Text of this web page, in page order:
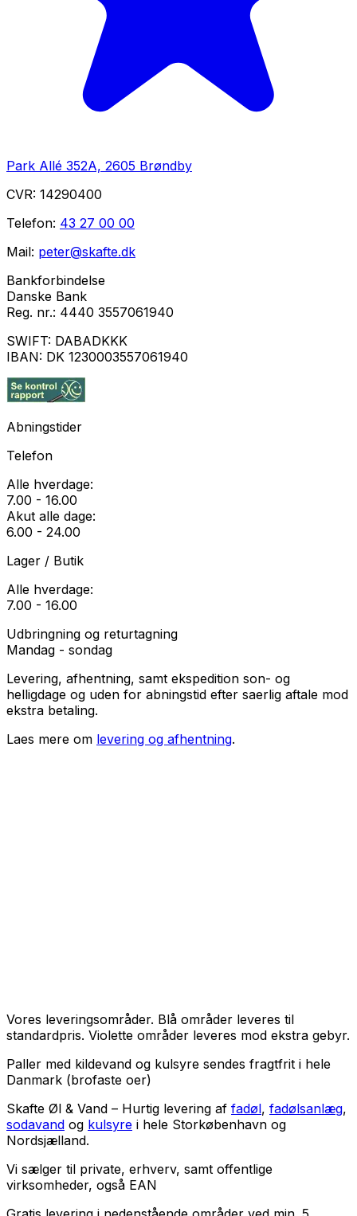
Park Allé 352A, 2605 Brøndby
CVR: 14290400
Telefon: 43 27 00 00
Mail: peter@skafte.dk
Bankforbindelse
Danske Bank
Reg. nr.: 4440 3557061940
SWIFT: DABADKKK
IBAN: DK 1230003557061940
Abningstider
Telefon
Alle hverdage:
7.00 - 16.00
Akut alle dage:
6.00 - 24.00
Lager / Butik
Alle hverdage:
7.00 - 16.00
Udbringning og returtagning
Mandag - sondag
Levering, afhentning, samt ekspedition son- og
helligdage og uden for abningstid efter saerlig aftale mod
ekstra betaling.
Laes mere om levering og afhentning.
Vores leveringsområder. Blå områder leveres til
standardpris. Violette områder leveres mod ekstra gebyr.
Paller med kildevand og kulsyre sendes fragtfrit i hele
Danmark (brofaste oer)
Skafte Øl & Vand – Hurtig levering af fadøl, fadølsanlæg,
sodavand og kulsyre i hele Storkøbenhavn og
Nordsjælland.
Vi sælger til private, erhverv, samt offentlige
virksomheder, også EAN